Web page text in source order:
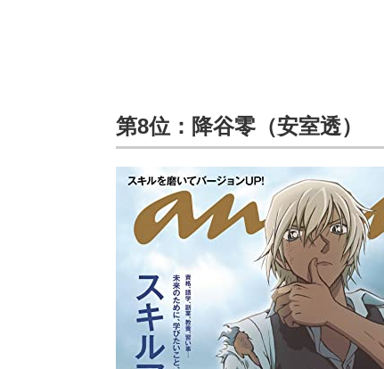
第8位：降谷零（安室透）